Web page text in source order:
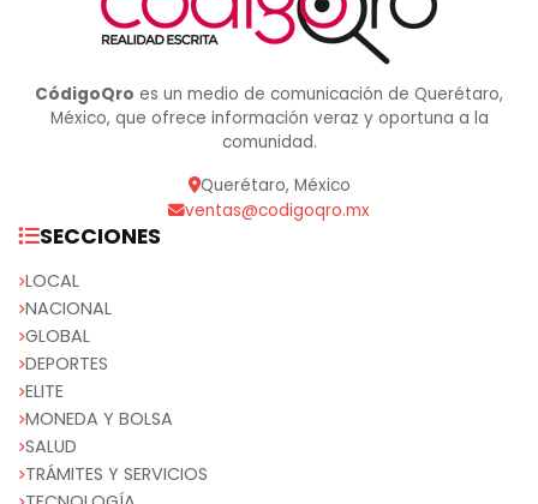
CódigoQro es un medio de comunicación de Querétaro,
México, que ofrece información veraz y oportuna a la
comunidad.
Querétaro, México
ventas@codigoqro.mx
SECCIONES
LOCAL
NACIONAL
GLOBAL
DEPORTES
ELITE
MONEDA Y BOLSA
SALUD
TRÁMITES Y SERVICIOS